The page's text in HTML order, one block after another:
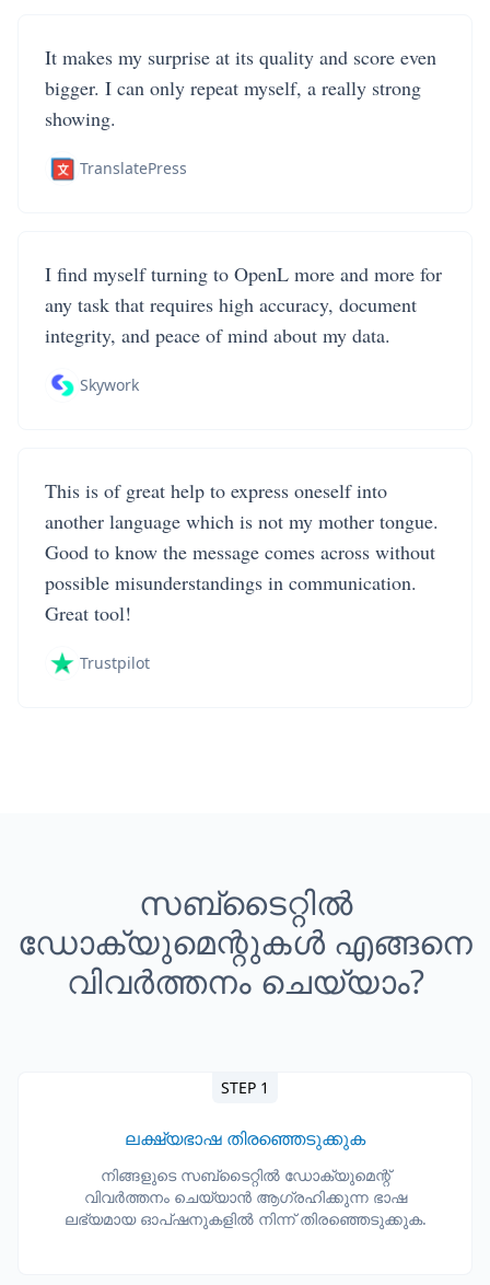
It makes my surprise at its quality and score even
bigger. I can only repeat myself, a really strong
showing.
TranslatePress
I find myself turning to OpenL more and more for
any task that requires high accuracy, document
integrity, and peace of mind about my data.
Skywork
This is of great help to express oneself into
another language which is not my mother tongue.
Good to know the message comes across without
possible misunderstandings in communication.
Great tool!
Trustpilot
സബ്ടൈറ്റിൽ
ഡോക്യുമെന്റുകൾ എങ്ങനെ
വിവർത്തനം ചെയ്യാം?
STEP 1
ലക്ഷ്യഭാഷ തിരഞ്ഞെടുക്കുക
നിങ്ങളുടെ സബ്ടൈറ്റിൽ ഡോക്യുമെന്റ്
വിവർത്തനം ചെയ്യാൻ ആഗ്രഹിക്കുന്ന ഭാഷ
ലഭ്യമായ ഓപ്ഷനുകളിൽ നിന്ന് തിരഞ്ഞെടുക്കുക.